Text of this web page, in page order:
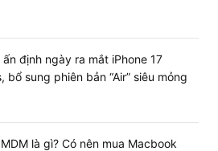
định ngày ra mắt iPhone 17
bổ sung phiên bản “Air” siêu mỏng
là gì? Có nên mua Macbook